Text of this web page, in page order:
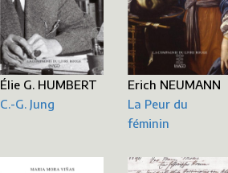
Élie G. HUMBERT
C.-G. Jung
Erich NEUMANN
La Peur du
féminin